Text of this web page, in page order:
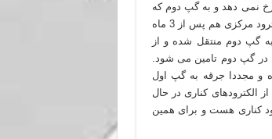
دیگر جرقه در گپ اول رخ نمی دهد و به گپ دوم که
تقریبا 0.9 هست منتقل می شود (از کلمه تقریبا به این منظور استفاده می شود که الکترود مرکزی هم پس از 3 ماه
است جرقه به گپ دوم منتقل شده و از
در گپ دوم تامین می شود.
و زمانی می رسد که گپ دوم نیز از 0.912 تجاوز کرده و مجددا جرقه به گپ اول
کناری در حال
کناری هست و برای همین